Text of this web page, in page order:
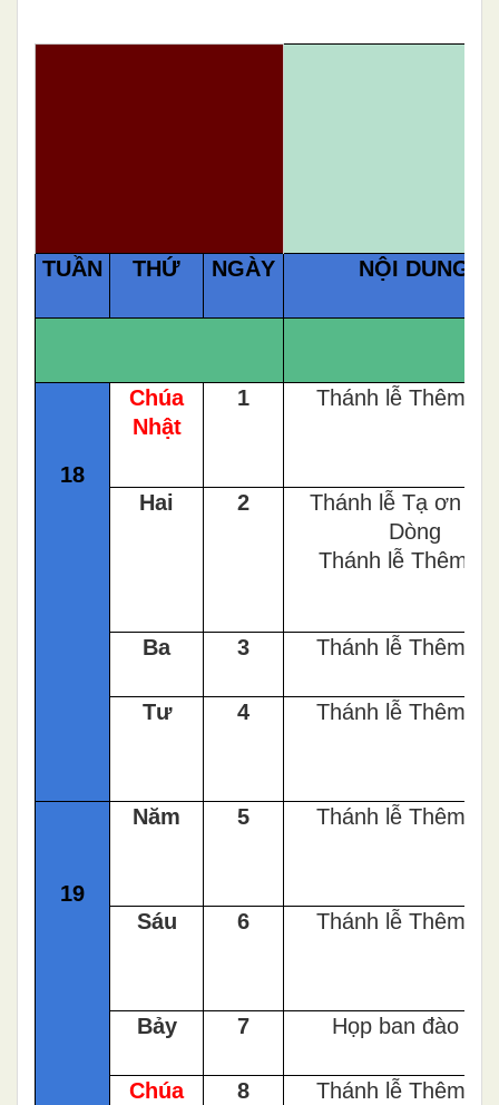
TUẦN THỨ NGÀY NỘI DUNG
18
Chúa
Nhật
1 Thánh lễ Thêm
Hai 2
Thánh lễ Tạ ơn
Dòng
Thánh lễ Thêm
Ba 3 Thánh lễ Thêm
Tư 4 Thánh lễ Thêm
19
Năm 5 Thánh lễ Thêm
Sáu 6 Thánh lễ Thêm
Bảy 7 Họp ban đào tạo
Chúa
8 Thánh lễ Thêm